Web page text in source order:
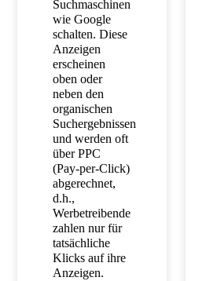
Suchmaschinen
wie Google
schalten. Diese
Anzeigen
erscheinen
oben oder
neben den
organischen
Suchergebnissen
und werden oft
über PPC
(Pay-per-Click)
abgerechnet,
d.h.,
Werbetreibende
zahlen nur für
tatsächliche
Klicks auf ihre
Anzeigen.